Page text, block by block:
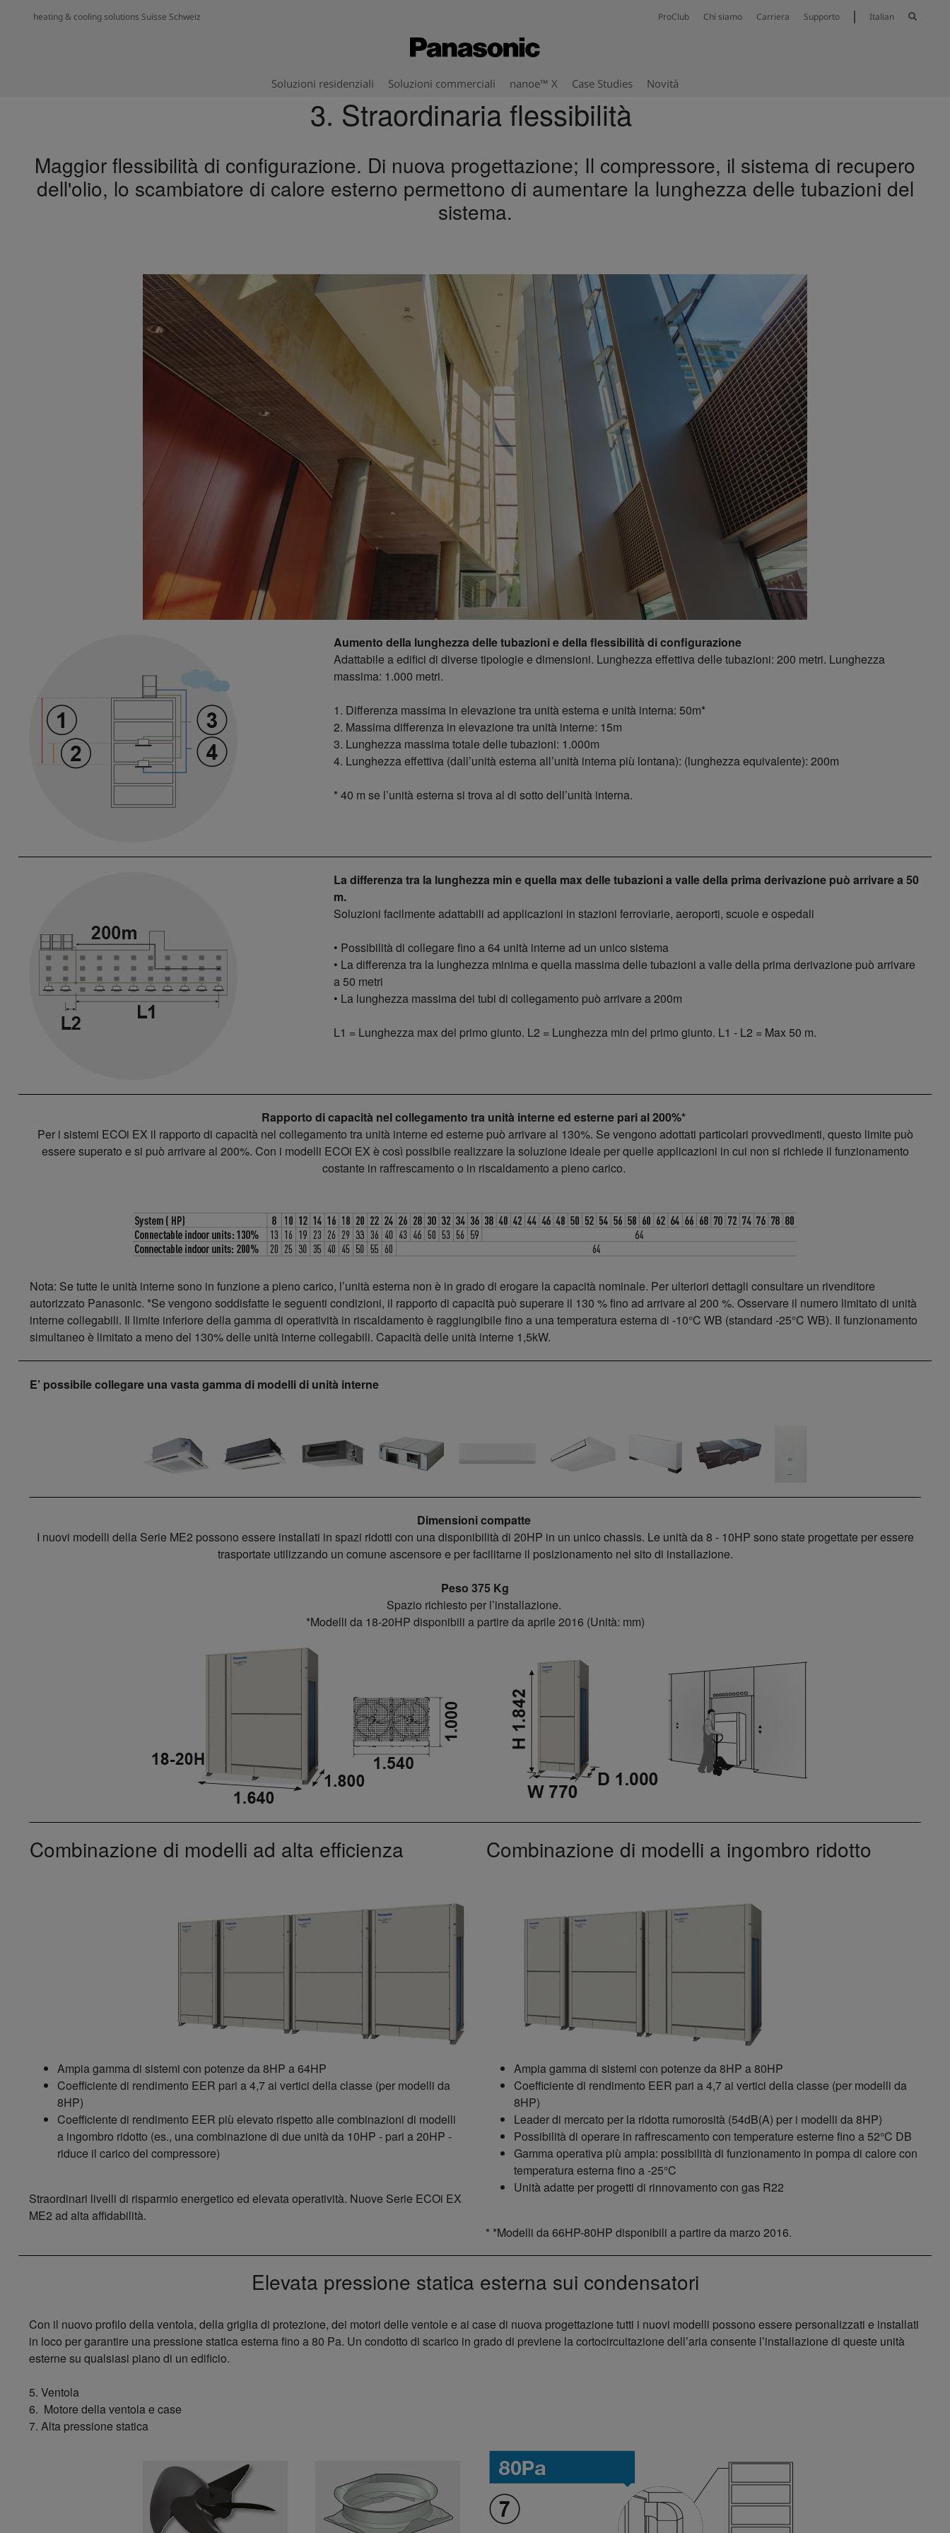
heating & cooling solutions Suisse Schweiz ProClub Chi siamo Carriera Supporto Italian
Soluzioni residenziali Soluzioni commerciali nanoe™ X Case Studies Novità
3. Straordinaria flessibilità
Maggior flessibilità di configurazione. Di nuova progettazione; Il compressore, il sistema di recupero
dell'olio, lo scambiatore di calore esterno permettono di aumentare la lunghezza delle tubazioni del
sistema.
Aumento della lunghezza delle tubazioni e della flessibilità di configurazione
Adattabile a edifici di diverse tipologie e dimensioni. Lunghezza effettiva delle tubazioni: 200 metri. Lunghezza
massima: 1.000 metri.
1. Differenza massima in elevazione tra unità esterna e unità interna: 50m*
2. Massima differenza in elevazione tra unità interne: 15m
3. Lunghezza massima totale delle tubazioni: 1.000m
4. Lunghezza effettiva (dall’unità esterna all’unità interna più lontana): (lunghezza equivalente): 200m
* 40 m se l’unità esterna si trova al di sotto dell’unità interna.
La differenza tra la lunghezza min e quella max delle tubazioni a valle della prima derivazione può arrivare a 50
m.
Soluzioni facilmente adattabili ad applicazioni in stazioni ferroviarie, aeroporti, scuole e ospedali
• Possibilità di collegare fino a 64 unità interne ad un unico sistema
• La differenza tra la lunghezza minima e quella massima delle tubazioni a valle della prima derivazione può arrivare
a 50 metri
• La lunghezza massima dei tubi di collegamento può arrivare a 200m
L1 = Lunghezza max del primo giunto. L2 = Lunghezza min del primo giunto. L1 - L2 = Max 50 m.
Rapporto di capacità nel collegamento tra unità interne ed esterne pari al 200%*
Per i sistemi ECOi EX il rapporto di capacità nel collegamento tra unità interne ed esterne può arrivare al 130%. Se vengono adottati particolari provvedimenti, questo limite può
essere superato e si può arrivare al 200%. Con i modelli ECOi EX è così possibile realizzare la soluzione ideale per quelle applicazioni in cui non si richiede il funzionamento
costante in raffrescamento o in riscaldamento a pieno carico.
Nota: Se tutte le unità interne sono in funzione a pieno carico, l’unità esterna non è in grado di erogare la capacità nominale. Per ulteriori dettagli consultare un rivenditore
autorizzato Panasonic. *Se vengono soddisfatte le seguenti condizioni, il rapporto di capacità può superare il 130 % fino ad arrivare al 200 %. Osservare il numero limitato di unità
interne collegabili. Il limite inferiore della gamma di operatività in riscaldamento è raggiungibile fino a una temperatura esterna di -10°C WB (standard -25°C WB). Il funzionamento
simultaneo è limitato a meno del 130% delle unità interne collegabili. Capacità delle unità interne 1,5kW.
E’ possibile collegare una vasta gamma di modelli di unità interne
Dimensioni compatte
I nuovi modelli della Serie ME2 possono essere installati in spazi ridotti con una disponibilità di 20HP in un unico chassis. Le unità da 8 - 10HP sono state progettate per essere
trasportate utilizzando un comune ascensore e per facilitarne il posizionamento nel sito di installazione.
Peso 375 Kg
Spazio richiesto per l’installazione.
*Modelli da 18-20HP disponibili a partire da aprile 2016 (Unità: mm)
Combinazione di modelli ad alta efficienza Combinazione di modelli a ingombro ridotto
Ampia gamma di sistemi con potenze da 8HP a 64HP
Coefficiente di rendimento EER pari a 4,7 ai vertici della classe (per modelli da
8HP)
Coefficiente di rendimento EER più elevato rispetto alle combinazioni di modelli
a ingombro ridotto (es., una combinazione di due unità da 10HP - pari a 20HP -
riduce il carico del compressore)
Straordinari livelli di risparmio energetico ed elevata operatività. Nuove Serie ECOi EX
ME2 ad alta affidabilità.
Ampia gamma di sistemi con potenze da 8HP a 80HP
Coefficiente di rendimento EER pari a 4,7 ai vertici della classe (per modelli da
8HP)
Leader di mercato per la ridotta rumorosità (54dB(A) per i modelli da 8HP)
Possibilità di operare in raffrescamento con temperature esterne fino a 52°C DB
Gamma operativa più ampia: possibilità di funzionamento in pompa di calore con
temperatura esterna fino a -25°C
Unità adatte per progetti di rinnovamento con gas R22
* *Modelli da 66HP-80HP disponibili a partire da marzo 2016.
Elevata pressione statica esterna sui condensatori
Con il nuovo profilo della ventola, della griglia di protezione, dei motori delle ventole e ai case di nuova progettazione tutti i nuovi modelli possono essere personalizzati e installati
in loco per garantire una pressione statica esterna fino a 80 Pa. Un condotto di scarico in grado di previene la cortocircuitazione dell’aria consente l’installazione di queste unità
esterne su qualsiasi piano di un edificio.
5. Ventola
6. Motore della ventola e case
7. Alta pressione statica